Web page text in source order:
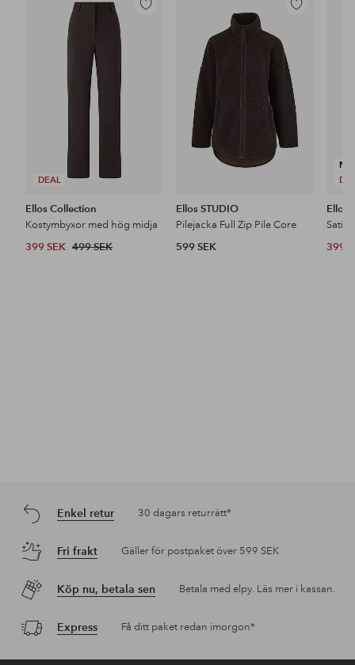
DEAL
Lägg
Ellos Collection
Kostymbyxor med hög midja
399 SEK 499 SEK
Lägg
favoriter
Ellos STUDIO
Pilejacka Full Zip Pile Core
599 SEK
Ellos
399
Enkel retur 30 dagars returrätt*
Fri frakt Gäller för postpaket över 599 SEK
Köp nu, betala sen Betala med elpy. Läs mer i kassan.
Express Få ditt paket redan imorgon*